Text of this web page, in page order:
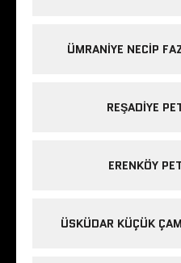
ÜMRANIYE NECIP
REŞADIYE
ERENKÖY
ÜSKÜDAR KÜÇÜK